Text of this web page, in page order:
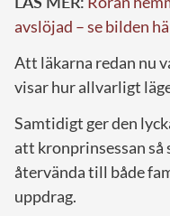
avslöjad – se bilden
Att läkarna redan nu
visar hur allvarligt
Samtidigt ger den
att kronprinsessan så
återvända till både
uppdrag.